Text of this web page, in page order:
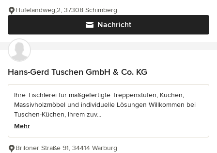
Nachricht
Hufelandweg,2, 37308 Schimberg
Hans-Gerd Tuschen GmbH & Co. KG
Ihre Tischlerei für maßgefertigte Treppenstufen, Küchen,
Massivholzmöbel und individuelle Lösungen Willkommen bei
Tuschen-Küchen, Ihrem zuv...
Mehr
Briloner Straße 91, 34414 Warburg